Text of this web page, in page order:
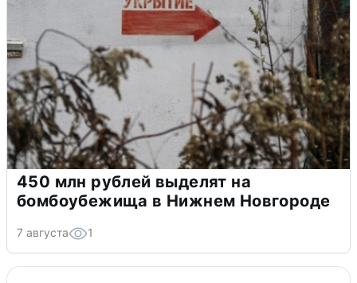
450 млн рублей выделят на
бомбоубежища в Нижнем Новгороде
7 августа 1